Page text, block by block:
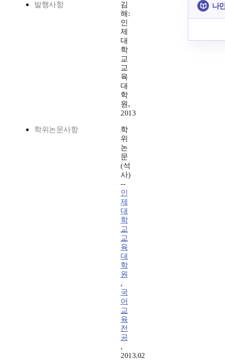
발행사항
김
해:
인
제
대
학
교
교
육
대
학
원,
2013
학위논문사항
학
위
논
문
(석
사)
--
인
제
대
학
교
교
육
대
학
원
,
국
어
교
육
전
공
,
2013.02
나